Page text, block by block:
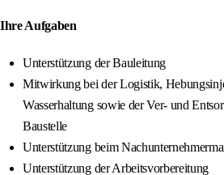
Ihre Aufgaben
Unterstützung der Bauleitung
Mitwirkung bei der Logistik,
Wasserhaltung sowie der Ver- und
Baustelle
Unterstützung beim
Unterstützung der Arbeitsvorbereitung